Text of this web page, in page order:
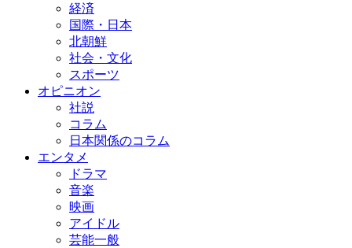
経済
国際・日本
北朝鮮
社会・文化
スポーツ
オピニオン
社説
コラム
日本関係のコラム
エンタメ
ドラマ
音楽
映画
アイドル
芸能一般